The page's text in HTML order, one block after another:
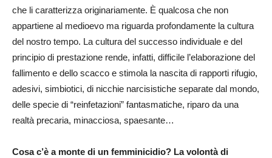
che li caratterizza originariamente. È qualcosa che non
appartiene al medioevo ma riguarda profondamente la cultura
del nostro tempo. La cultura del successo individuale e del
principio di prestazione rende, infatti, difficile l’elaborazione del
fallimento e dello scacco e stimola la nascita di rapporti rifugio,
adesivi, simbiotici, di nicchie narcisistiche separate dal mondo,
delle specie di “reinfetazioni” fantasmatiche, riparo da una
realtà precaria, minacciosa, spaesante…
Cosa c’è a monte di un femminicidio? La volontà di